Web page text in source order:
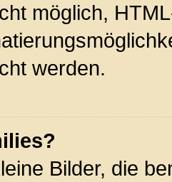
möglich,
werden.
Bilder, die